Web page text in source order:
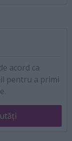
acord ca
pentru a primi